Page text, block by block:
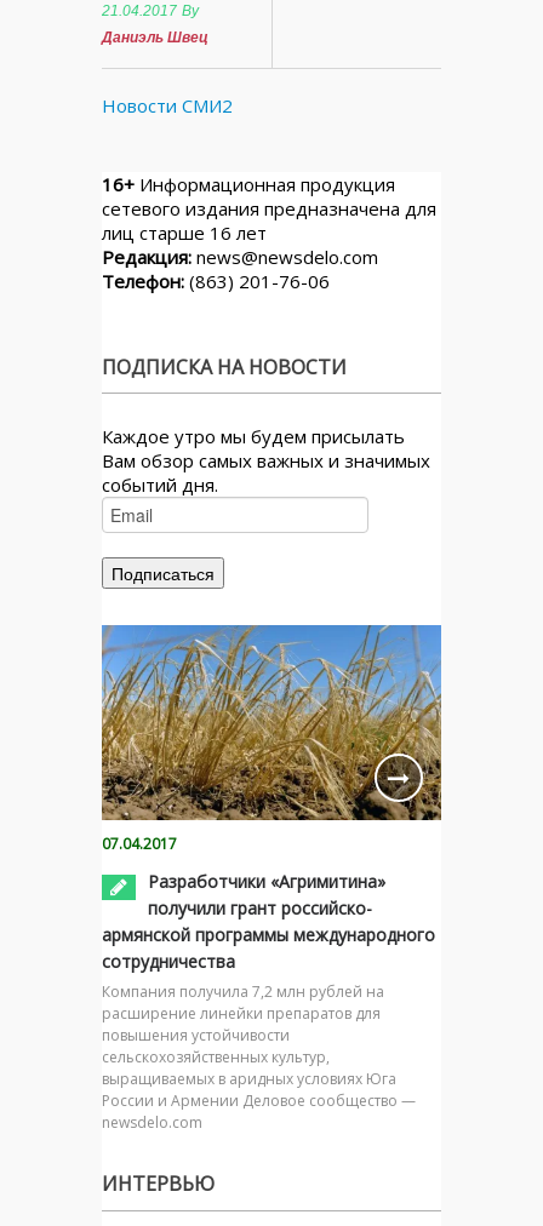
21.04.2017 By
Даниэль Швец
Новости СМИ2
16+ Информационная продукция
сетевого издания предназначена для
лиц старше 16 лет
Редакция: news@newsdelo.com
Телефон: (863) 201-76-06
ПОДПИСКА НА НОВОСТИ
Каждое утро мы будем присылать
Вам обзор самых важных и значимых
событий дня.
07.04.2017
Разработчики «Агримитина»
получили грант российско-
армянской программы международного
сотрудничества
Компания получила 7,2 млн рублей на
расширение линейки препаратов для
повышения устойчивости
сельскохозяйственных культур,
выращиваемых в аридных условиях Юга
России и Армении Деловое сообщество —
newsdelo.com
ИНТЕРВЬЮ